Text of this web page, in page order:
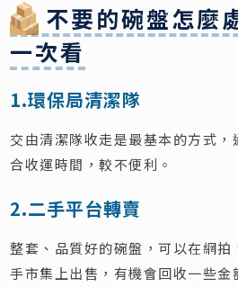
不要的碗盤怎麼
一次看
1.環保局清潔隊
交由清潔隊收走是最基本的方式
合收運時間，較不便利。
2.二手平台轉賣
整套、品質好的碗盤，可以在網
手市集上出售，有機會回收一些金